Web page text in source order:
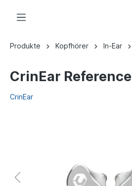
Produkte Kopfhörer In-Ear
CrinEar Reference
CrinEar